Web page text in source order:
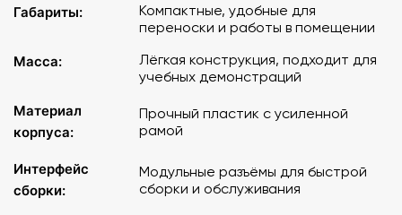
что способствует командной работе и решению
Поддержка STEM-образования: идеально подходит для
образовательных учреждений, внедряющих STEM-
Комплектация
Инструкции: пошаговые инструкции по сборке
Детали квадрокоптера:
Габариты:
Компактные, удобные для
переноски и работы в помещении
Масса:
Лёгкая конструкция, подходит для
учебных демонстраций
Материал
корпуса:
Прочный пластик с усиленной
рамой
Интерфейс
сборки:
Модульные разъёмы для быстрой
сборки и обслуживания